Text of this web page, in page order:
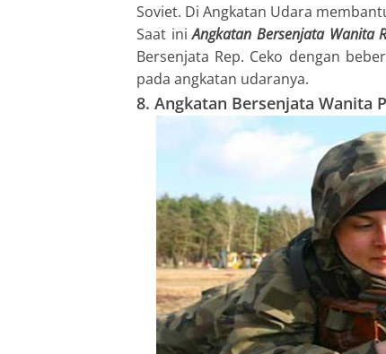
Soviet. Di Angkatan Udara
Saat iniAngkatan Bersenjata Wanita
Bersenjata Rep. Ceko dengan
pada angkatan udaranya.
8. Angkatan Bersenjata Wanita